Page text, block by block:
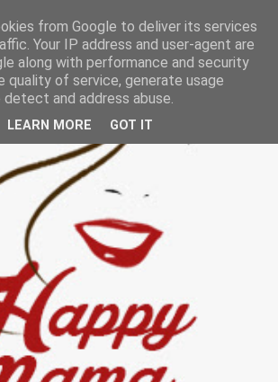
from Google to deliver its services
Your IP address and user-agent are
along with performance and security
quality of service, generate usage
and address abuse.
LEARN MORE GOT IT